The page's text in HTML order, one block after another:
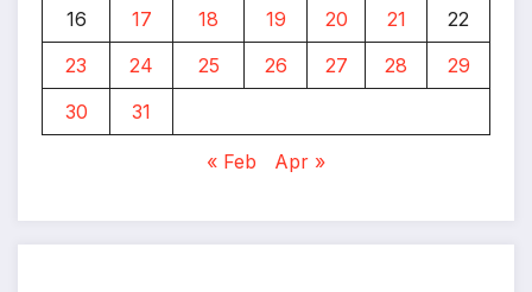
16
17 18 19 20 21
22
23
24 25 26 27 28
29
30
31
« Feb Apr »